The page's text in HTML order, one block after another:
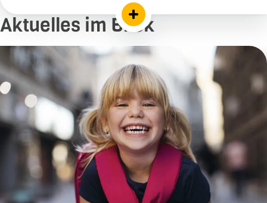
Aktuelles im Blick